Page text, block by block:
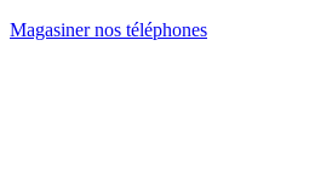
Magasiner nos téléphones